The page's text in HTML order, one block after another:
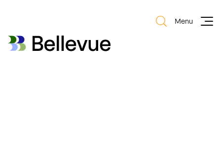
Bellevue Group AG
Menu